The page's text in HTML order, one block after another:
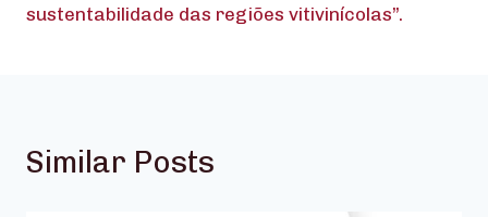
sustentabilidade das regiões vitivinícolas”.
Similar Posts